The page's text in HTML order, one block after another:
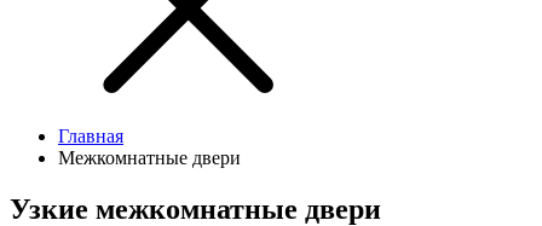
Главная
Межкомнатные двери
Узкие межкомнатные двери